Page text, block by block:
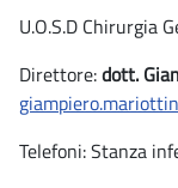
U.O.S.D Chirurgia
Direttore:dott.
Telefoni: Stanza